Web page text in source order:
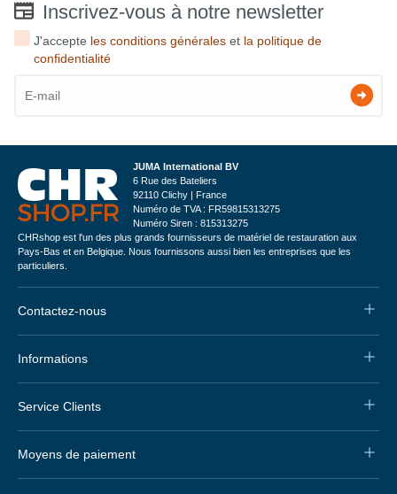
Inscrivez-vous à notre newsletter
J'accepte les conditions générales et la politique de
confidentialité
JUMA International BV
6 Rue des Bateliers
92110 Clichy | France
Numéro de TVA : FR59815313275
Numéro Siren : 815313275
CHRshop est l'un des plus grands fournisseurs de matériel de restauration aux
Pays-Bas et en Belgique. Nous fournissons aussi bien les entreprises que les
particuliers.
Contactez-nous
Informations
Service Clients
Moyens de paiement